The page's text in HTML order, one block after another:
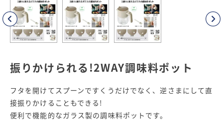
振りかけられる!2WAY調味料ポット
フタを開けてスプーンですくうだけでなく、逆さまにして直
接振りかけることもできる!
便利で機能的なガラス製の調味料ポットです。